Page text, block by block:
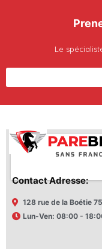
Le
Contact Adresse:
128 rue de la Boétie
Lun-Ven: 08:00 -